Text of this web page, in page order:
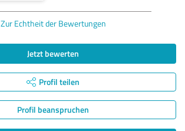
Zur Echtheit der Bewertungen
Jetzt bewerten
Profil teilen
Profil beanspruchen